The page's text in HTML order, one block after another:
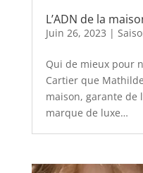
L’ADN de la
Juin 26, 2023 |
Qui de mieux pour
Cartier que
maison, garante de
marque de luxe…